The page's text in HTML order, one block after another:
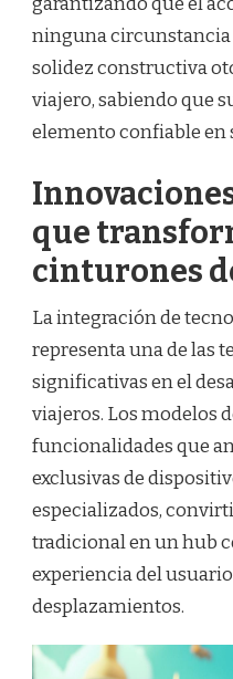
ninguna circunstancia
solidez constructiva
viajero, sabiendo que
elemento confiable en
que
cinturones
La integración de
representa una de las
significativas en el
viajeros. Los modelos
funcionalidades que
exclusivas de
especializados,
tradicional en un hub
experiencia del
desplazamientos.